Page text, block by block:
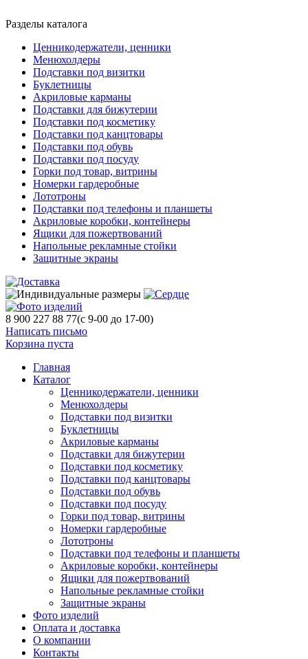
Разделы каталога
Ценникодержатели, ценники
Менюхолдеры
Подставки под визитки
Буклетницы
Акриловые карманы
Подставки для бижутерии
Подставки под косметику
Подставки под канцтовары
Подставки под обувь
Подставки под посуду
Горки под товар, витрины
Номерки гардеробные
Лототроны
Подставки под телефоны и планшеты
Акриловые коробки, контейнеры
Ящики для пожертвований
Напольные рекламные стойки
Защитные экраны
8 900 227 88 77(с 9-00 до 17-00)
Написать письмо
Корзина пуста
Главная
Каталог
Ценникодержатели, ценники
Менюхолдеры
Подставки под визитки
Буклетницы
Акриловые карманы
Подставки для бижутерии
Подставки под косметику
Подставки под канцтовары
Подставки под обувь
Подставки под посуду
Горки под товар, витрины
Номерки гардеробные
Лототроны
Подставки под телефоны и планшеты
Акриловые коробки, контейнеры
Ящики для пожертвований
Напольные рекламные стойки
Защитные экраны
Фото изделий
Оплата и доставка
О компании
Контакты